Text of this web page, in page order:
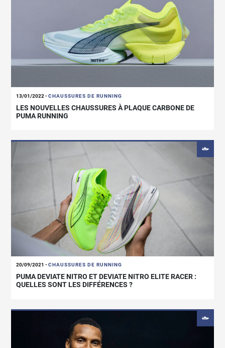
13/01/2022 -CHAUSSURES DE RUNNING
LES NOUVELLES CHAUSSURES À PLAQUE CARBONE DE
PUMA RUNNING
20/09/2021 -CHAUSSURES DE RUNNING
PUMA DEVIATE NITRO ET DEVIATE NITRO ELITE RACER :
QUELLES SONT LES DIFFÉRENCES ?